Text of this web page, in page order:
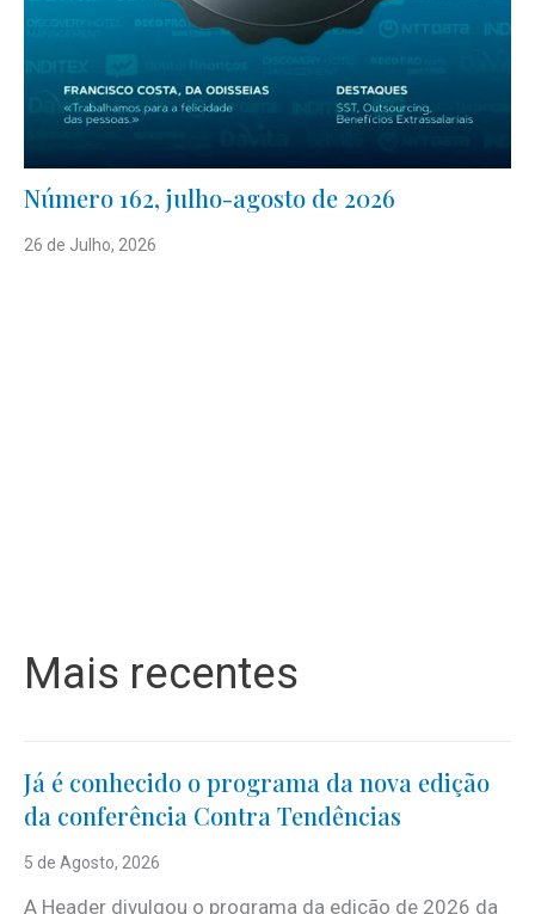
Número 162, julho-agosto de 2026
26 de Julho, 2026
Mais recentes
Já é conhecido o programa da nova edição
da conferência Contra Tendências
5 de Agosto, 2026
A Header divulgou o programa da edição de 2026 da